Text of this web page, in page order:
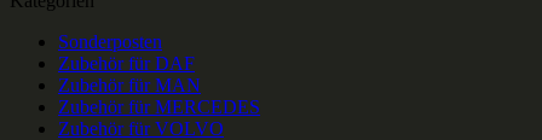
Sonderposten
Zubehör für DAF
Zubehör für MAN
Zubehör für MERCEDES
Zubehör für VOLVO